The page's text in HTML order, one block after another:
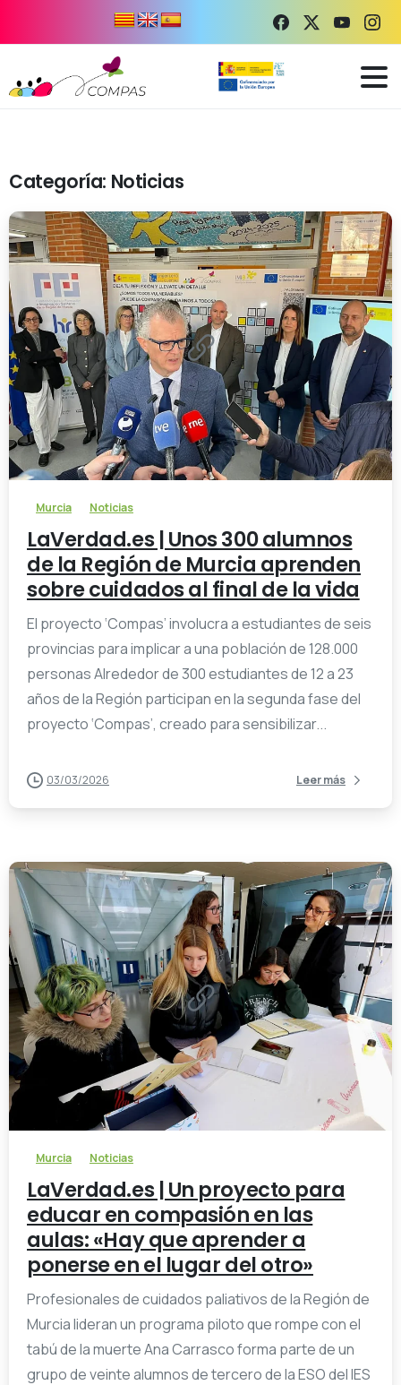
Categoría: Noticias
-
Murcia Noticias
LaVerdad.es | Unos 300 alumnos
de la Región de Murcia aprenden
sobre cuidados al final de la vida
El proyecto ‘Compas’ involucra a estudiantes de seis
provincias para implicar a una población de 128.000
personas Alrededor de 300 estudiantes de 12 a 23
años de la Región participan en la segunda fase del
proyecto ‘Compas’, creado para sensibilizar...
03/03/2026 Leer más
-
Murcia Noticias
LaVerdad.es | Un proyecto para
educar en compasión en las
aulas: «Hay que aprender a
ponerse en el lugar del otro»
Profesionales de cuidados paliativos de la Región de
Murcia lideran un programa piloto que rompe con el
tabú de la muerte Ana Carrasco forma parte de un
grupo de veinte alumnos de tercero de la ESO del IES